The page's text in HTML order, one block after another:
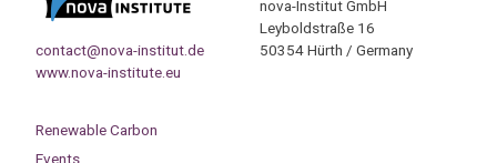
contact@nova-institut.de
www.nova-institute.eu
nova-Institut GmbH
Leyboldstraße 16
50354 Hürth / Germany
Renewable Carbon
Events